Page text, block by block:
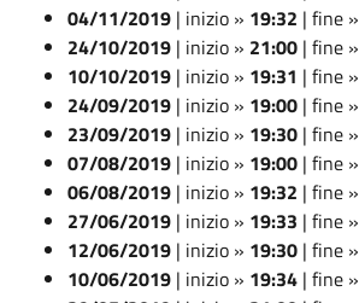
04/11/2019 | inizio » 19:32 | fine »
24/10/2019 | inizio » 21:00 | fine »
10/10/2019 | inizio » 19:31 | fine »
24/09/2019 | inizio » 19:00 | fine »
23/09/2019 | inizio » 19:30 | fine »
07/08/2019 | inizio » 19:00 | fine »
06/08/2019 | inizio » 19:32 | fine »
27/06/2019 | inizio » 19:33 | fine »
12/06/2019 | inizio » 19:30 | fine »
10/06/2019 | inizio » 19:34 | fine »